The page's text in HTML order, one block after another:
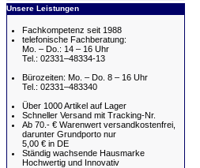
Unsere Leistungen
Fachkompetenz seit 1988
telefonische Fachberatung:
Mo. – Do.: 14 – 16 Uhr
Tel.: 02331–48334-13
Bürozeiten: Mo. – Do. 8 – 16 Uhr
Tel.: 02331–483340
Über 1000 Artikel auf Lager
Schneller Versand mit Tracking-Nr.
Ab 70.- € Warenwert versandkostenfrei,
darunter Grundporto nur
5,00 € in DE
Ständig wachsende Hausmarke
Hochwertig und Innovativ